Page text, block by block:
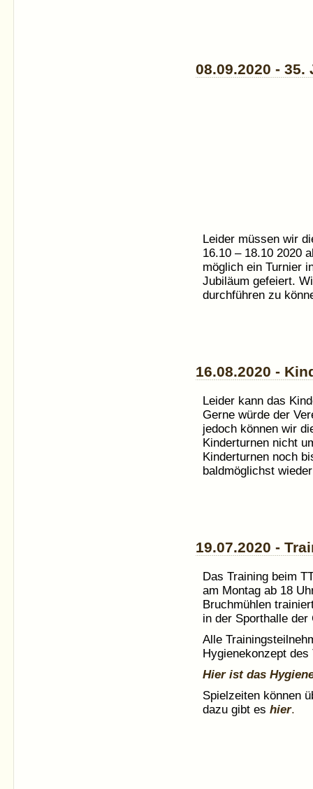
08.09.2020 -
Leider müssen wir
16.10 – 18.10 2020
möglich ein Turnier
Jubiläum gefeiert.
durchführen zu
16.08.2020 -
Leider kann das
Gerne würde der
jedoch können wir
Kinderturnen nicht
Kinderturnen noch
baldmöglichst
19.07.2020 -
Das Training beim
am Montag ab 18
Bruchmühlen
in der Sporthalle
Alle
Hygienekonzept des
Hier ist das
Spielzeiten können
dazu gibt es hier.